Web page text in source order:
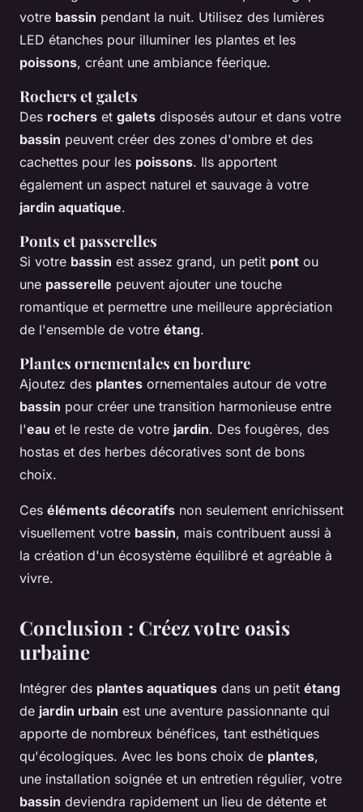
votre bassin pendant la nuit. Utilisez des lumières
LED étanches pour illuminer les plantes et les
poissons, créant une ambiance féerique.
Rochers et galets
Des rochers et galets disposés autour et dans votre
bassin peuvent créer des zones d'ombre et des
cachettes pour les poissons. Ils apportent
également un aspect naturel et sauvage à votre
jardin aquatique.
Ponts et passerelles
Si votre bassin est assez grand, un petit pont ou
une passerelle peuvent ajouter une touche
romantique et permettre une meilleure appréciation
de l'ensemble de votre étang.
Plantes ornementales en bordure
Ajoutez des plantes ornementales autour de votre
bassin pour créer une transition harmonieuse entre
l'eau et le reste de votre jardin. Des fougères, des
hostas et des herbes décoratives sont de bons
choix.
Ces éléments décoratifs non seulement enrichissent
visuellement votre bassin, mais contribuent aussi à
la création d'un écosystème équilibré et agréable à
vivre.
Conclusion : Créez votre oasis
urbaine
Intégrer des plantes aquatiques dans un petit étang
de jardin urbain est une aventure passionnante qui
apporte de nombreux bénéfices, tant esthétiques
qu'écologiques. Avec les bons choix de plantes,
une installation soignée et un entretien régulier, votre
bassin deviendra rapidement un lieu de détente et